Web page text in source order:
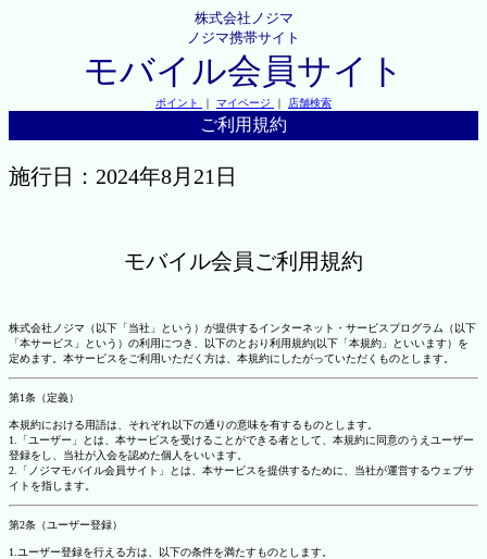
株式会社ノジマ
ノジマ携帯サイト
モバイル会員サイト
ポイント ｜ マイページ ｜ 店舗検索
ご利用規約
施行日：2024年8月21日
モバイル会員ご利用規約
株式会社ノジマ（以下「当社」という）が提供するインターネット・サービスプログラム（以下
「本サービス」という）の利用につき、以下のとおり利用規約(以下「本規約」といいます）を
定めます。本サービスをご利用いただく方は、本規約にしたがっていただくものとします。
第1条（定義）
本規約における用語は、それぞれ以下の通りの意味を有するものとします。
1.「ユーザー」とは、本サービスを受けることができる者として、本規約に同意のうえユーザー
登録をし、当社が入会を認めた個人をいいます。
2.「ノジマモバイル会員サイト」とは、本サービスを提供するために、当社が運営するウェブサ
イトを指します。
第2条（ユーザー登録）
1.ユーザー登録を行える方は、以下の条件を満たすものとします。